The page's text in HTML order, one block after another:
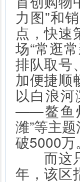
力图”和
点，快速
场“常逛
排队取号
加便捷顺
以白浪
——鳌鱼
潍”等主
破5000万。
而这只
年，该区